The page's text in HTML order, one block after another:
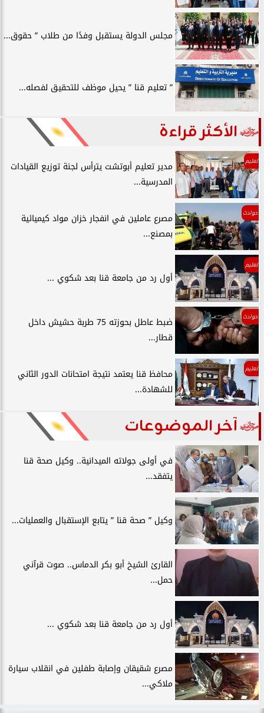
مجلس الدولة يستقبل وفدًا من طلاب ” حقوق...
” تعليم قنا ” يحيل موظف للتحقيق لفصله...
الأكثر قراءة
تعليم
مدير تعليم أبوتشت يترأس لجنة توزيع القيادات
المدرسية...
حوادث
مصرع عاملين في انفجار خزان مواد كيميائية
بمصنع...
تعليم
أول رد من جامعة قنا بعد شكوي ...
حوادث
ضبط عاطل بحوزته 75 طربة حشيش داخل
قطار...
تعليم
محافظ قنا يعتمد نتيجة امتحانات الدور الثاني
للشهادة...
آخر الموضوعات
في أولى جولاته الميدانية.. وكيل صحة قنا
يتفقد...
وكيل ” صحة قنا ” يتابع الإستقبال والعمليات...
القارئ الشيخ أبو بكر الدماس.. صوت قرآني
حمل...
أول رد من جامعة قنا بعد شكوي ...
مصرع شقيقان وإصابة طفلين في انقلاب سيارة
ملاكي...